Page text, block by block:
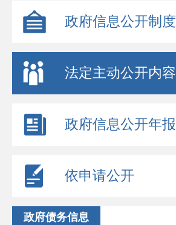
政府信息公开制度
法定主动公开内容
政府信息公开年报
依申请公开
政府债务信息